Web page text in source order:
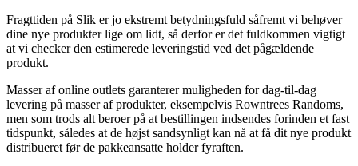
Fragttiden på Slik er jo ekstremt betydningsfuld såfremt vi behøver
dine nye produkter lige om lidt, så derfor er det fuldkommen vigtigt
at vi checker den estimerede leveringstid ved det pågældende
produkt.
Masser af online outlets garanterer muligheden for dag-til-dag
levering på masser af produkter, eksempelvis Rowntrees Randoms,
men som trods alt beroer på at bestillingen indsendes forinden et fast
tidspunkt, således at de højst sandsynligt kan nå at få dit nye produkt
distribueret før de pakkeansatte holder fyraften.